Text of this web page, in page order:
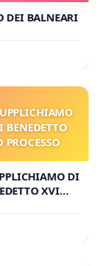
DEI BALNEARI
BENEDETTO
DI
XVI